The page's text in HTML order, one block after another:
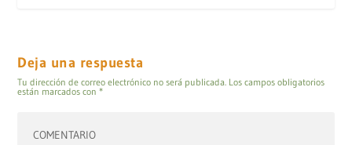
Deja una respuesta
Tu dirección de correo electrónico no será publicada. Los campos obligatorios
están marcados con*